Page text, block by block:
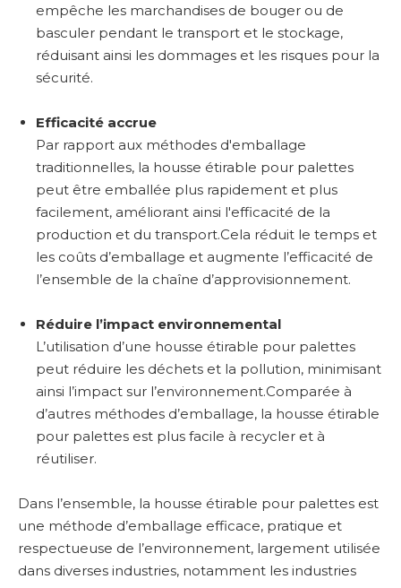
empêche les marchandises de bouger ou de
basculer pendant le transport et le stockage,
réduisant ainsi les dommages et les risques pour la
sécurité.
Efficacité accrue
Par rapport aux méthodes d'emballage
traditionnelles, la housse étirable pour palettes
peut être emballée plus rapidement et plus
facilement, améliorant ainsi l'efficacité de la
production et du transport.Cela réduit le temps et
les coûts d’emballage et augmente l’efficacité de
l’ensemble de la chaîne d’approvisionnement.
Réduire l’impact environnemental
L’utilisation d’une housse étirable pour palettes
peut réduire les déchets et la pollution, minimisant
ainsi l’impact sur l’environnement.Comparée à
d’autres méthodes d’emballage, la housse étirable
pour palettes est plus facile à recycler et à
réutiliser.
Dans l’ensemble, la housse étirable pour palettes est
une méthode d’emballage efficace, pratique et
respectueuse de l’environnement, largement utilisée
dans diverses industries, notamment les industries